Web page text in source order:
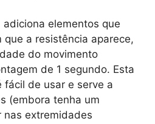
elementos que
que a resistência aparece,
do movimento
de 1 segundo. Esta
fácil de usar e serve a
(embora tenha um
nas extremidades